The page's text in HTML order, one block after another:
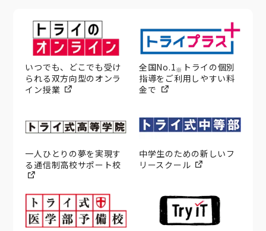
いつでも、どこでも受け
られる双方向型のオンラ
イン授業
全国No.1※ トライの個別
指導をご利用しやすい料
金で
一人ひとりの夢を実現す
る通信制高校サポート校
中学生のための新しいフ
リースクール